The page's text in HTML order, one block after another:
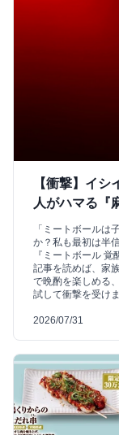
【衝撃】イ
人がハマる『
「ミートボール
か？私も最初は半
『ミートボール
記事を読めば、家
で晩酌を楽しめる
試して衝撃を受け
2026/07/31